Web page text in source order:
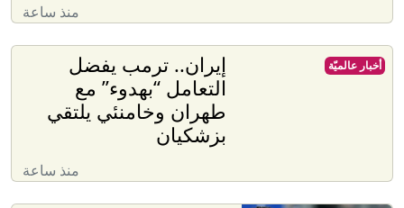
منذ ساعة
إيران.. ترمب يفضل
التعامل “بهدوء” مع
طهران وخامنئي يلتقي
بزشكيان
منذ ساعة
أخبار عالميّة